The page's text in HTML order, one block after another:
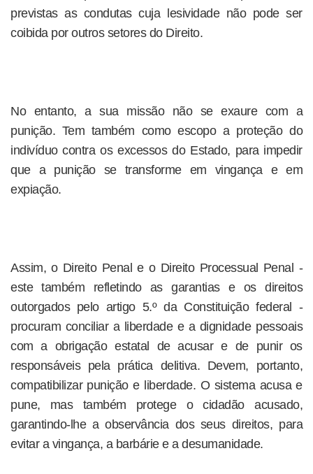
previstas as condutas cuja lesividade não pode ser
coibida por outros setores do Direito.
No entanto, a sua missão não se exaure com a
punição. Tem também como escopo a proteção do
indivíduo contra os excessos do Estado, para impedir
que a punição se transforme em vingança e em
expiação.
Assim, o Direito Penal e o Direito Processual Penal -
este também refletindo as garantias e os direitos
outorgados pelo artigo 5.º da Constituição federal -
procuram conciliar a liberdade e a dignidade pessoais
com a obrigação estatal de acusar e de punir os
responsáveis pela prática delitiva. Devem, portanto,
compatibilizar punição e liberdade. O sistema acusa e
pune, mas também protege o cidadão acusado,
garantindo-lhe a observância dos seus direitos, para
evitar a vingança, a barbárie e a desumanidade.